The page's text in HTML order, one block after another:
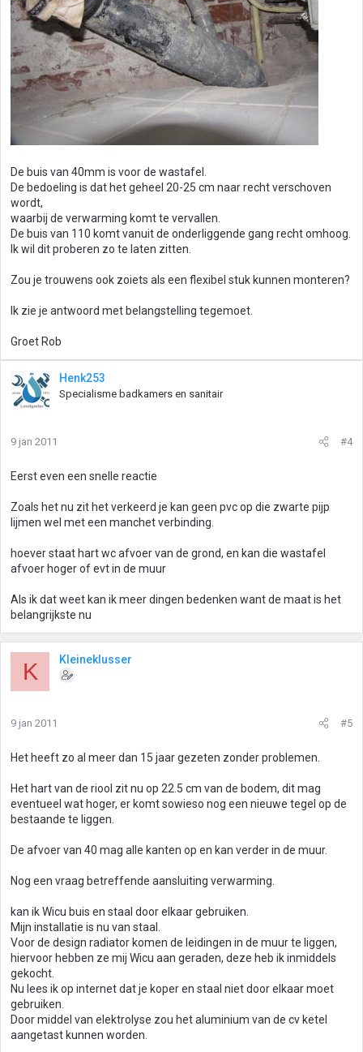
De buis van 40mm is voor de wastafel.
De bedoeling is dat het geheel 20-25 cm naar recht verschoven
wordt,
waarbij de verwarming komt te vervallen.
De buis van 110 komt vanuit de onderliggende gang recht omhoog.
Ik wil dit proberen zo te laten zitten.
Zou je trouwens ook zoiets als een flexibel stuk kunnen monteren?
Ik zie je antwoord met belangstelling tegemoet.
Groet Rob
Henk253
Specialisme badkamers en sanitair
9 jan 2011 #4
Eerst even een snelle reactie
Zoals het nu zit het verkeerd je kan geen pvc op die zwarte pijp
lijmen wel met een manchet verbinding.
hoever staat hart wc afvoer van de grond, en kan die wastafel
afvoer hoger of evt in de muur
Als ik dat weet kan ik meer dingen bedenken want de maat is het
belangrijkste nu
K Kleineklusser
9 jan 2011 #5
Het heeft zo al meer dan 15 jaar gezeten zonder problemen.
Het hart van de riool zit nu op 22.5 cm van de bodem, dit mag
eventueel wat hoger, er komt sowieso nog een nieuwe tegel op de
bestaande te liggen.
De afvoer van 40 mag alle kanten op en kan verder in de muur.
Nog een vraag betreffende aansluiting verwarming.
kan ik Wicu buis en staal door elkaar gebruiken.
Mijn installatie is nu van staal.
Voor de design radiator komen de leidingen in de muur te liggen,
hiervoor hebben ze mij Wicu aan geraden, deze heb ik inmiddels
gekocht.
Nu lees ik op internet dat je koper en staal niet door elkaar moet
gebruiken.
Door middel van elektrolyse zou het aluminium van de cv ketel
aangetast kunnen worden.